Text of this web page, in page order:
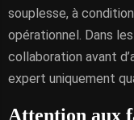
souplesse, à
opérationnel. Dans
collaboration avant
expert uniquement
Attention aux